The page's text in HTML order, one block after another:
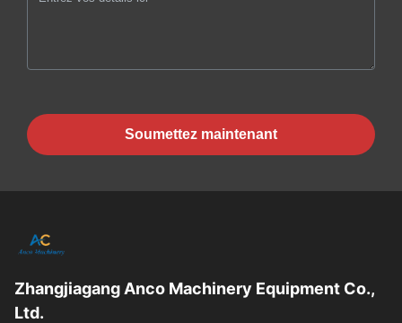
Soumettez maintenant
Zhangjiagang Anco Machinery Equipment Co.,
Ltd.